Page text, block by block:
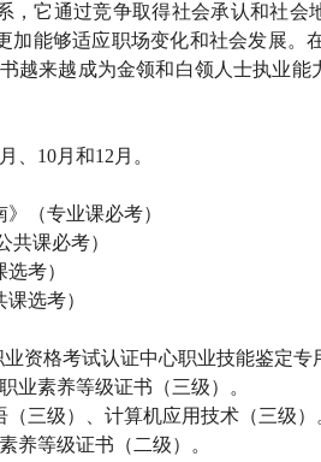
，它通过竞争取得社会承认和社会
加能够适应职场变化和社会发展。
越来越成为金领和白领人士执业
月、 10月和12 月。
（专业课必考）
共课必考）
考）
选考）
资格考试认证中心职业技能鉴定专
业素养等级证书（三级）。
三级）、计算机应用技术（三级）
养等级证书（二级）。